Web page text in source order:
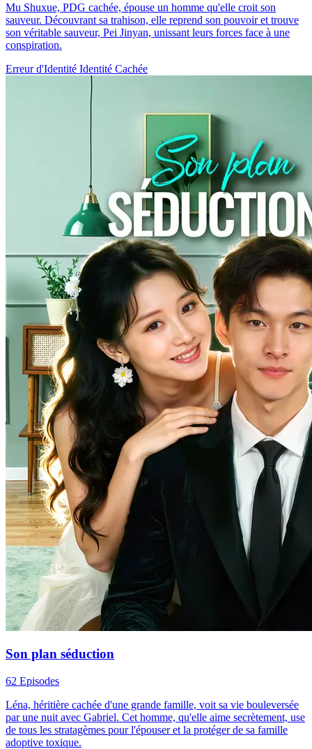
Mu Shuxue, PDG cachée, épouse un homme qu'elle croit son
sauveur. Découvrant sa trahison, elle reprend son pouvoir et trouve
son véritable sauveur, Pei Jinyan, unissant leurs forces face à une
conspiration.
Erreur d'Identité Identité Cachée
Son plan séduction
62 Episodes
Léna, héritière cachée d'une grande famille, voit sa vie bouleversée
par une nuit avec Gabriel. Cet homme, qu'elle aime secrètement, use
de tous les stratagèmes pour l'épouser et la protéger de sa famille
adoptive toxique.